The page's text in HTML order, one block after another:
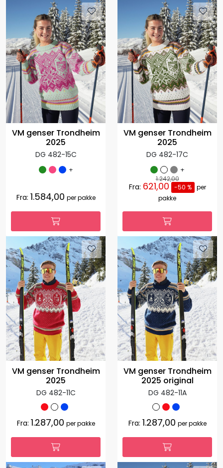
VM genser Trondheim
2025
DG 482-15C
+
Fra: 1.584,00 per pakke
VM genser Trondheim
2025
DG 482-17C
+
1.242,00
Fra: 621,00 -50 %
per
pakke
VM genser Trondheim
2025
DG 482-11C
Fra: 1.287,00 per pakke
VM genser Trondheim
2025 original
DG 482-11A
Fra: 1.287,00 per pakke